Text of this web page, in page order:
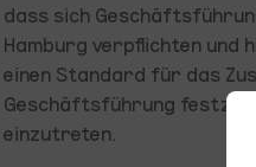
dass sich
Hamburg verpflichten und
einen Standard für das
Geschäftsführung
einzutreten.